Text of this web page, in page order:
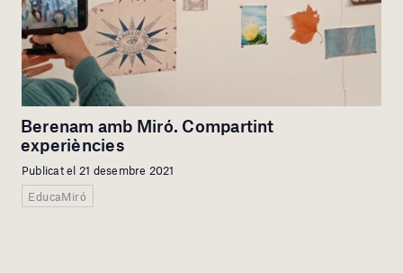
Berenam amb Miró. Compartint
experiències
Publicat el 21 desembre 2021
EducaMiró